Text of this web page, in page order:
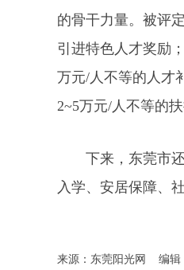
的骨干力量。被评
引进特色人才奖励
万元/人不等的人才
2~5万元/人不等的扶
下来，东莞市
入学、安居保障、
来源：东莞阳光网 编辑